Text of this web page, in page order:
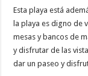
Esta playa está
la playa es digno de
mesas y bancos de
y disfrutar de las
dar un paseo y